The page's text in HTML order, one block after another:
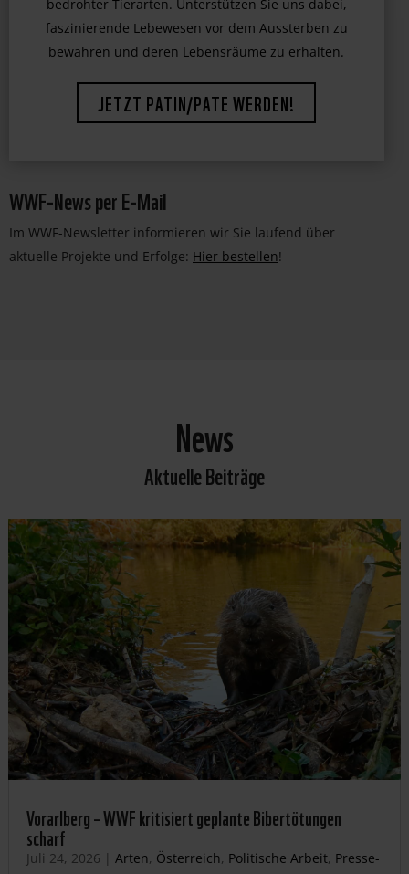
bedrohter Tierarten. Unterstützen Sie uns dabei,
faszinierende Lebewesen vor dem Aussterben zu
bewahren und deren Lebensräume zu erhalten.
JETZT PATIN/PATE WERDEN!
WWF-News per E-Mail
Im WWF-Newsletter informieren wir Sie laufend über
aktuelle Projekte und Erfolge: Hier bestellen!
News
Aktuelle Beiträge
Vorarlberg – WWF kritisiert geplante Bibertötungen
scharf
Juli 24, 2026 | Arten, Österreich, Politische Arbeit, Presse-